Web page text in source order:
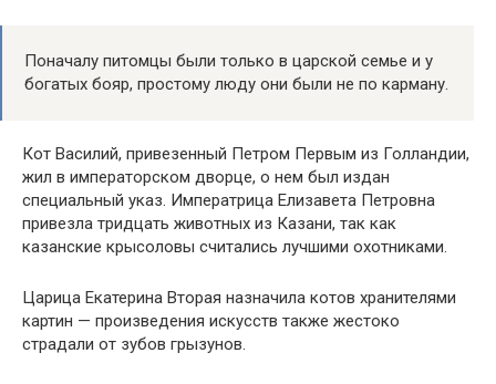
Поначалу питомцы были только в царской семье и у
богатых бояр, простому люду они были не по карману.
Кот Василий, привезенный Петром Первым из Голландии,
жил в императорском дворце, о нем был издан
специальный указ. Императрица Елизавета Петровна
привезла тридцать животных из Казани, так как
казанские крысоловы считались лучшими охотниками.
Царица Екатерина Вторая назначила котов хранителями
картин — произведения искусств также жестоко
страдали от зубов грызунов.